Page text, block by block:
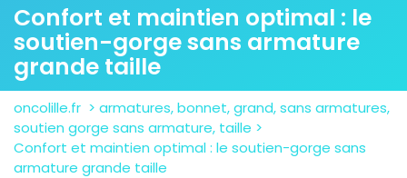
Confort et maintien optimal : le
soutien-gorge sans armature
grande taille
oncolille.fr > armatures,bonnet,grand,sans armatures,
soutien gorge sans armature, taille >
Confort et maintien optimal : le soutien-gorge sans
armature grande taille